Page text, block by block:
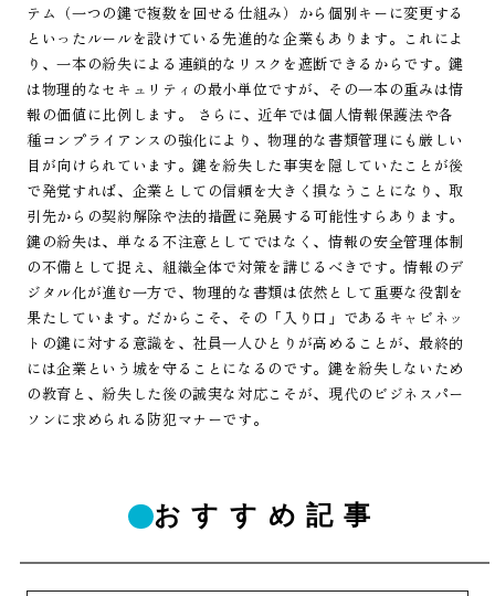
テム（一つの鍵で複数を回せる仕組み）から個別キーに変更する
といったルールを設けている先進的な企業もあります。これによ
り、一本の紛失による連鎖的なリスクを遮断できるからです。鍵
は物理的なセキュリティの最小単位ですが、その一本の重みは情
報の価値に比例します。 さらに、近年では個人情報保護法や各
種コンプライアンスの強化により、物理的な書類管理にも厳しい
目が向けられています。鍵を紛失した事実を隠していたことが後
で発覚すれば、企業としての信頼を大きく損なうことになり、取
引先からの契約解除や法的措置に発展する可能性すらあります。
鍵の紛失は、単なる不注意としてではなく、情報の安全管理体制
の不備として捉え、組織全体で対策を講じるべきです。情報のデ
ジタル化が進む一方で、物理的な書類は依然として重要な役割を
果たしています。だからこそ、その「入り口」であるキャビネッ
トの鍵に対する意識を、社員一人ひとりが高めることが、最終的
には企業という城を守ることになるのです。鍵を紛失しないため
の教育と、紛失した後の誠実な対応こそが、現代のビジネスパー
ソンに求められる防犯マナーです。
おすすめ記事